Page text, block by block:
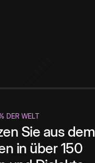
DER WELT
Sie aus dem
in über 150